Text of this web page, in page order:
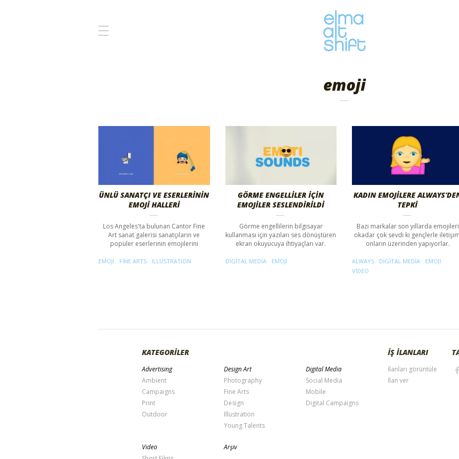
emoji
ÜNLÜ SANATÇI VE ESERLERİNİN
EMOJİ HALLERİ
Los Angeles'ta bulunan Cantor Fine
Art sanat galerisi sanatçıların ve
popüler eserlerinin emojilerini
EMOJI FINE ARTS ILLUSTRATION
GÖRME ENGELLİLER İÇİN
EMOJİLER SESLENDİRİLDİ
Görme engellilerin bilgisayar
kullanması için yazıları ses dönüştüren
ekran okuyucuya ihtiyaçları var.
DIGITAL MEDIA EMOJI
KADIN EMOJİLERE
TEPKİ
Bazı markalar son yıllarda emojileri
okadar çok sevdi ki gençlerle
onların üzerinden yapıyorlar.
ALWAYS DIGITAL MEDIA
EMOJI
VIDEO
KATEGORİLER
Advertising
Ambient
Campaigns
Print
Outdoor
Design Art
Photography
Fine Arts
Design
Illustration
Young Talents
Digital Media
Social Media
Mobile
Digital Campaigns
Video
Arşiv
İŞ İLANLARI
İlanları görüntüle
İlan ver